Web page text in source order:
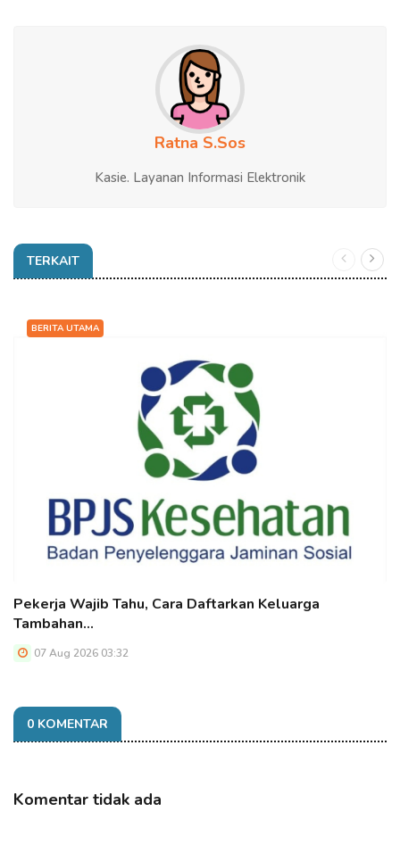
Ratna S.Sos
Kasie. Layanan Informasi Elektronik
TERKAIT
BERITA UTAMA
Pekerja Wajib Tahu, Cara Daftarkan Keluarga
Tambahan…
07 Aug 2026 03:32
0 KOMENTAR
Komentar tidak ada